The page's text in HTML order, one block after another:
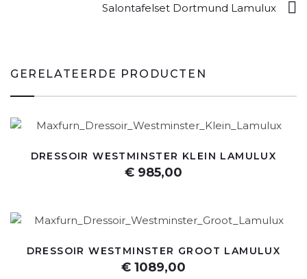
Salontafelset Dortmund Lamulux
GERELATEERDE PRODUCTEN
DRESSOIR WESTMINSTER KLEIN LAMULUX
€ 985,00
DRESSOIR WESTMINSTER GROOT LAMULUX
€ 1089,00